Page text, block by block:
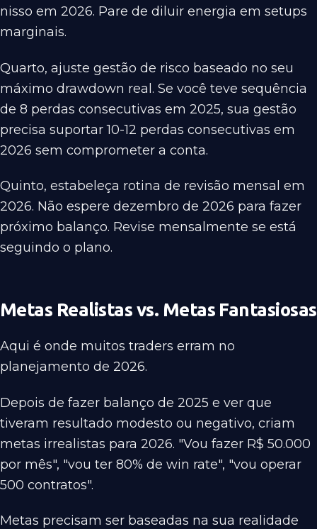
nisso em 2026. Pare de diluir energia em setups
marginais.
Quarto, ajuste gestão de risco baseado no seu
máximo drawdown real. Se você teve sequência
de 8 perdas consecutivas em 2025, sua gestão
precisa suportar 10-12 perdas consecutivas em
2026 sem comprometer a conta.
Quinto, estabeleça rotina de revisão mensal em
2026. Não espere dezembro de 2026 para fazer
próximo balanço. Revise mensalmente se está
seguindo o plano.
Metas Realistas vs. Metas Fantasiosas
Aqui é onde muitos traders erram no
planejamento de 2026.
Depois de fazer balanço de 2025 e ver que
tiveram resultado modesto ou negativo, criam
metas irrealistas para 2026. "Vou fazer R$ 50.000
por mês", "vou ter 80% de win rate", "vou operar
500 contratos".
Metas precisam ser baseadas na sua realidade